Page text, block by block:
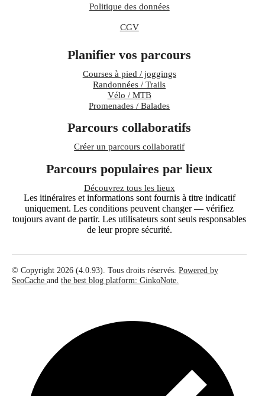
Politique des données
CGV
Planifier vos parcours
Courses à pied / joggings
Randonnées / Trails
Vélo / MTB
Promenades / Balades
Parcours collaboratifs
Créer un parcours collaboratif
Parcours populaires par lieux
Découvrez tous les lieux
Les itinéraires et informations sont fournis à titre indicatif
uniquement. Les conditions peuvent changer — vérifiez
toujours avant de partir. Les utilisateurs sont seuls responsables
de leur propre sécurité.
© Copyright 2026 (4.0.93). Tous droits réservés. Powered by
SeoCache and the best blog platform: GinkoNote.